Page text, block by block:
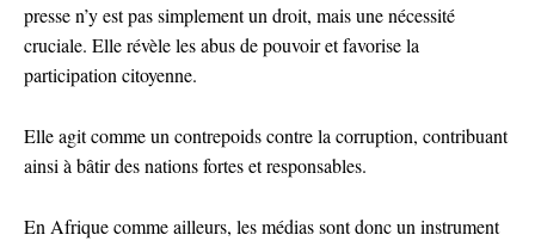
presse n’y est pas simplement un droit, mais une nécessité
cruciale. Elle révèle les abus de pouvoir et favorise la
participation citoyenne.
Elle agit comme un contrepoids contre la corruption, contribuant
ainsi à bâtir des nations fortes et responsables.
En Afrique comme ailleurs, les médias sont donc un instrument